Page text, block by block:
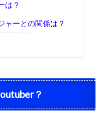
は？
ャーとの関係は？
？